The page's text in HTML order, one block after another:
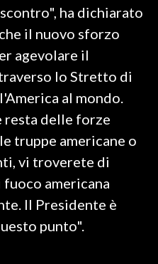
ha dichiarato
il nuovo sforzo
agevolare il
lo Stretto di
al mondo.
resta delle forze
truppe americane o
vi troverete di
americana
Il Presidente è
punto".